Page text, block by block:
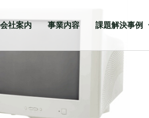
会社案内 事業内容 課題解決事例